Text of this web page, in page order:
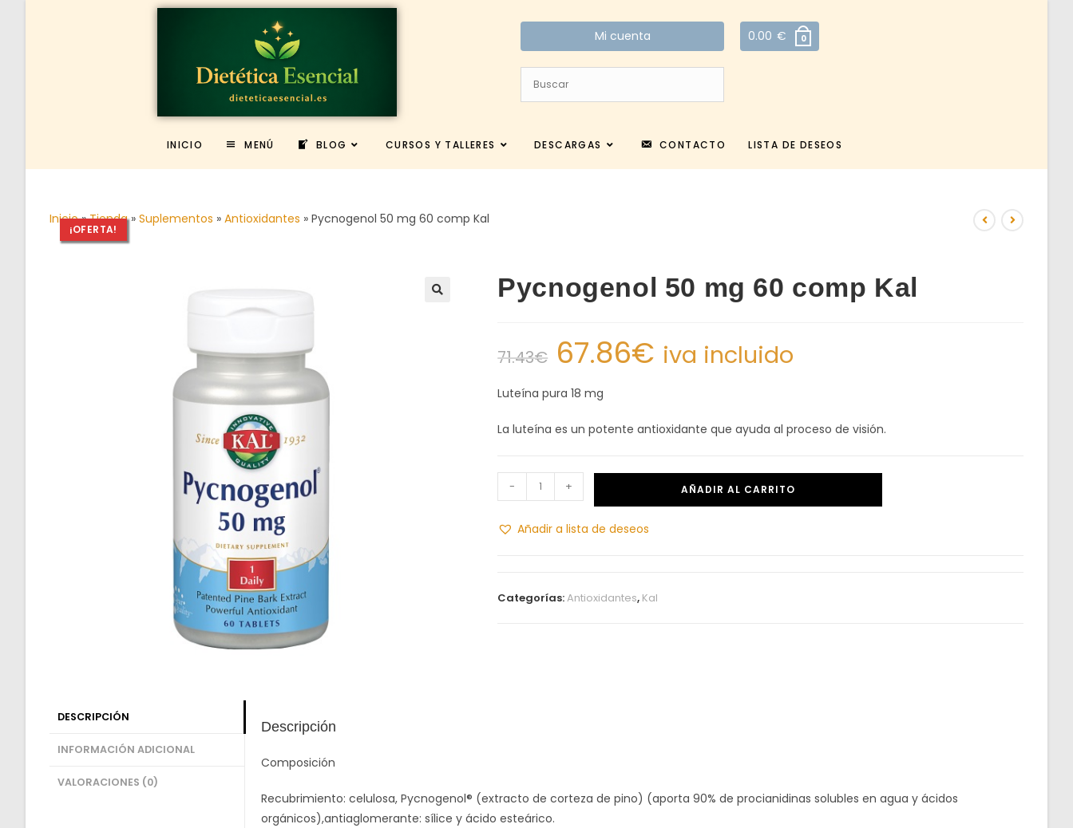
Mi cuenta 0.00 € 0
INICIO MENÚ BLOG CURSOS Y TALLERES DESCARGAS CONTACTO LISTA DE DESEOS
Inicio»Tienda» Suplementos » Antioxidantes » Pycnogenol 50 mg 60 comp Kal
¡OFERTA!
Pycnogenol 50 mg 60 comp Kal
71.43€ 67.86€ iva incluido
Luteína pura 18 mg
La luteína es un potente antioxidante que ayuda al proceso de visión.
- + AÑADIR AL CARRITO
Añadir a lista de deseos
Categorías:Antioxidantes, Kal
DESCRIPCIÓN
INFORMACIÓN ADICIONAL
VALORACIONES (0)
Descripción
Composición
Recubrimiento: celulosa, Pycnogenol® (extracto de corteza de pino) (aporta 90% de procianidinas solubles en agua y ácidos
orgánicos),antiaglomerante: sílice y ácido esteárico.